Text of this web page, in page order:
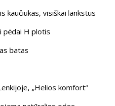
kaučiukas, visiškai lankstus
pėdai H plotis
batas
„Helios komfort“